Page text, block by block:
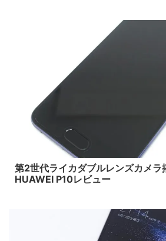
第2世代ライカダブルレンズカメラ
HUAWEI P10レビュー